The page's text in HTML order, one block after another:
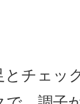
チェッ